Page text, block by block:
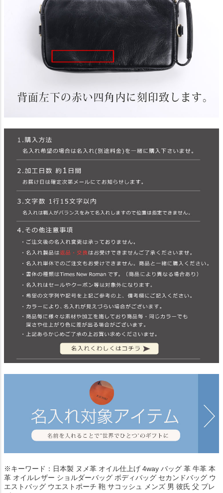
※キーワード：日本製 ヌメ革 オイル仕上げ 4way バッグ 革 牛革 本
革 オイルレザー ショルダーバッグ ボディバッグ セカンドバッグ ウ
エストバッグ ウエストポーチ 鞄 サコッシュ メンズ 男 彼氏 父 プレ